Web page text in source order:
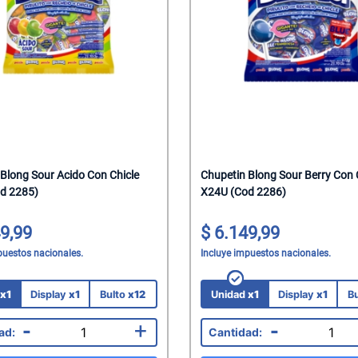
Natural
Salados
Bebes
Sour Acido Con Chicle
2285)
nacionales.
x1 Display x1 Bultox12
- +
Chupetin Blong Sour Berry Con
X24U (Cod 2286)
6.149,99
Incluye impuestos nacionales.
Unidadx1 Display x1
-